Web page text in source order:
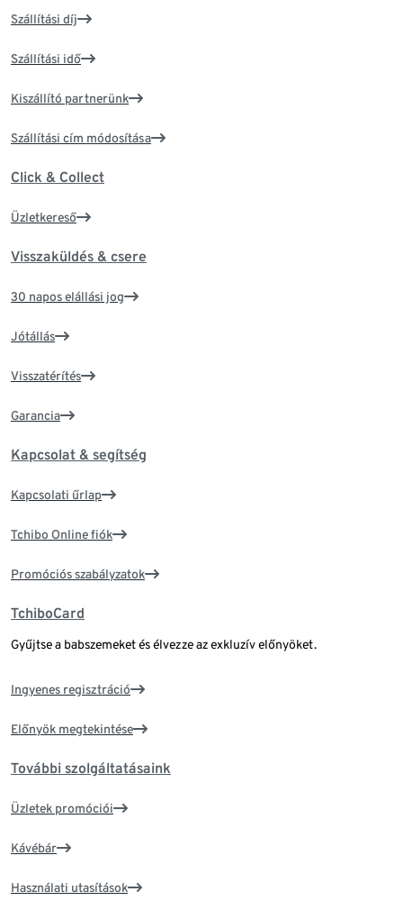
Szállítási díj
Szállítási idő
Kiszállító partnerünk
Szállítási cím módosítása
Click & Collect
Üzletkereső
Visszaküldés & csere
30 napos elállási jog
Jótállás
Visszatérítés
Garancia
Kapcsolat & segítség
Kapcsolati űrlap
Tchibo Online fiók
Promóciós szabályzatok
TchiboCard
Gyűjtse a babszemeket és élvezze az exkluzív előnyöket.
Ingyenes regisztráció
Előnyök megtekintése
További szolgáltatásaink
Üzletek promóciói
Kávébár
Használati utasítások